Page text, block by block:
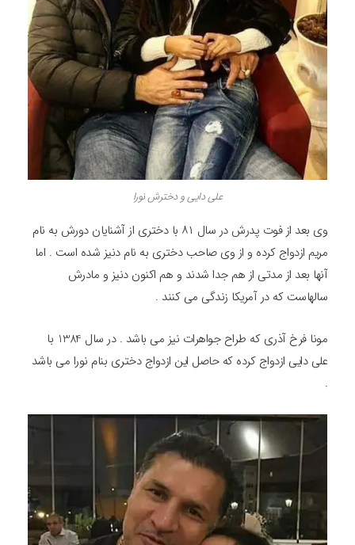
علی دایی و دخترش نورا
وی بعد از فوت پدرش در سال ۸۱ با دختری از آشنایان دورش به نام
مریم ازدواج کرده و از وی صاحب دختری به نام دنیز شده است . اما
آنها بعد از مدتی از هم جدا شدند و هم اکنون دنیز و مادرش
سالهاست که در آمریکا زندگی می کنند .
مونا فرخ آذری که طراح جواهرات نیز می باشد . در سال 1384 با
علی دایی ازدواج کرده که حاصل این ازدواج دختری بنام نورا می باشد
.